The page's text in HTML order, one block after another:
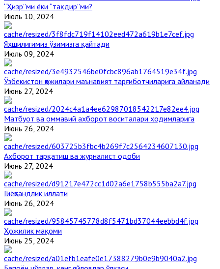
“Ҳизр”ми ёки “тақдир”ми?
Июль 10, 2024
Яхшилигимиз ўзимизга қайтади
Июль 09, 2024
Ўзбекистон ҳожилари маънавият тарғиботчиларига айланади
Июнь 27, 2024
Матбуот ва оммавий ахборот воситалари ходимларига
Июнь 26, 2024
Ахборот тарқатиш ва журналист одоби
Июнь 27, 2024
Гиёҳвандлик иллати
Июнь 26, 2024
Ҳожилик мақоми
Июнь 25, 2024